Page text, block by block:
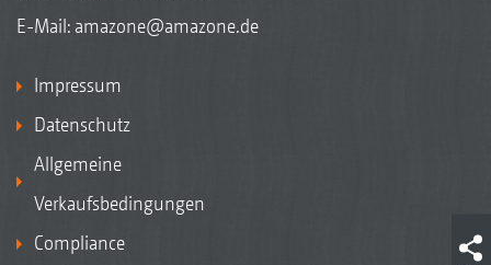
E-Mail: amazone@amazone.de
Impressum
Datenschutz
Allgemeine
Verkaufsbedingungen
Compliance